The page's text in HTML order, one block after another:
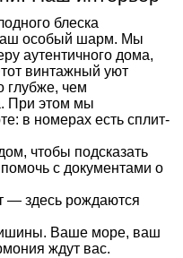
блеска
особый шарм. Мы
аутентичного дома,
винтажный уют
глубже, чем
При этом мы
в номерах есть сплит-
чтобы подсказать
с документами о
— здесь рождаются
Ваше море, ваш
ждут вас.